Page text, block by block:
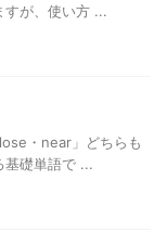
すが、使い方 ...
・near」どちらも
基礎単語で ...